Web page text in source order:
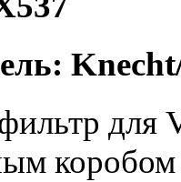
для